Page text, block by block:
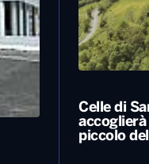
Celle di
piccolo